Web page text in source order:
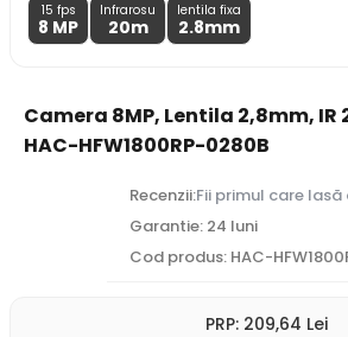
15 fps
8 MP
Infrarosu
20m
lentila fixa
2.8mm
Camera 8MP, Lentila 2,8mm, IR
HAC-HFW1800RP-0280B
Recenzii:Fii primul care lasă
Garantie: 24 luni
Cod produs: HAC-
PRP: 209,64 Lei